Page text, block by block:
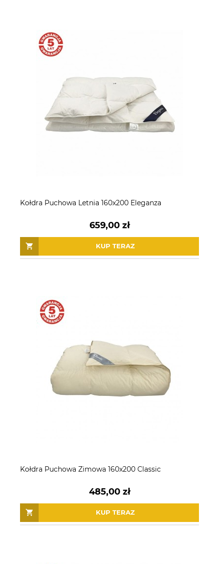
Kołdra Puchowa Letnia 160x200 Eleganza
659,00 zł
KUP TERAZ
Kołdra Puchowa Zimowa 160x200 Classic
485,00 zł
KUP TERAZ